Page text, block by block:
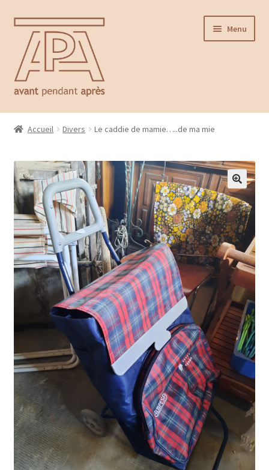
Aller
navigation
Aller
contenu
Menu
Accueil
menu
enfant
Contact
Accueil Divers Le caddie de mamie…..de ma mie